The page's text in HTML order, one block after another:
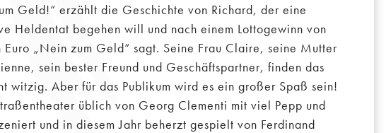
Geld!“ erzählt die Geschichte von Richard, der eine
Heldentat begehen will und nach einem Lottogewinn von
„Nein zum Geld“ sagt. Seine Frau Claire, seine Mutter
sein bester Freund und Geschäftspartner, finden das
witzig. Aber für das Publikum wird es ein großer Spaß sein!
üblich von Georg Clementi mit viel Pepp und
und in diesem Jahr beherzt gespielt von Ferdinand